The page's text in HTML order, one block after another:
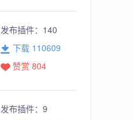
发布插件： 140
下载 110609
赞赏 804
发布插件： 9